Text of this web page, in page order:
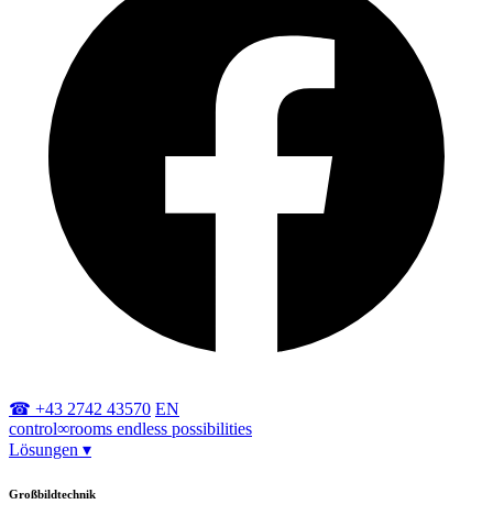
☎ +43 2742 43570 EN
control∞rooms endless possibilities
Lösungen ▾
Großbildtechnik